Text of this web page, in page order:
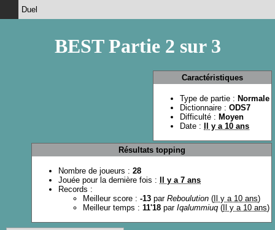
Duel
BEST Partie 2 sur 3
Caractéristiques
Type de partie : Normale
Dictionnaire : ODS7
Difficulté : Moyen
Date :
Il y a 10 ans
Résultats topping
Nombre de joueurs : 28
Jouée pour la dernière fois :
Il y a 7 ans
Records :
Meilleur score : -13 par Reboulution ( Il y a 10 ans)
Meilleur temps : 11'18 par Iqalummiuq ( Il y a 10 ans)